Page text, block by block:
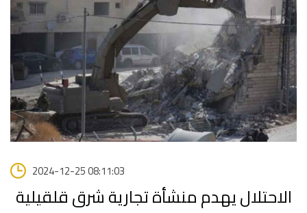
2024-12-25 08:11:03
الاحتلال يهدم منشأة تجارية شرق قلقيلية